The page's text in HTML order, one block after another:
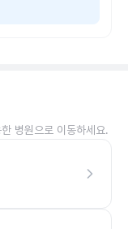
병원으로 이동하세요.